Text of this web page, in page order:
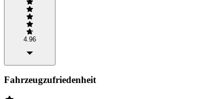
4.96
Fahrzeugzufriedenheit